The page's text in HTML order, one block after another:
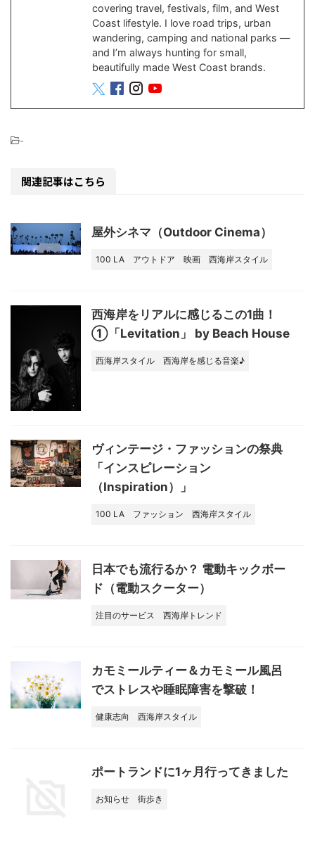
covering travel, festivals, film, and West
Coast lifestyle. I love road trips, urban
wandering, camping and national parks —
and I’m always hunting for small,
beautifully made West Coast brands.
-
関連記事はこちら
屋外シネマ（Outdoor Cinema）
100 LA アウトドア 映画 西海岸スタイル
西海岸をリアルに感じるこの1曲！
①「Levitation」 by Beach House
西海岸スタイル 西海岸を感じる音楽♪
ヴィンテージ・ファッションの祭典
「インスピレーション
（Inspiration）」
100 LA ファッション 西海岸スタイル
日本でも流行るか？ 電動キックボー
ド（電動スクーター）
注目のサービス 西海岸トレンド
カモミールティー＆カモミール風呂
でストレスや睡眠障害を撃破！
健康志向 西海岸スタイル
ポートランドに1ヶ月行ってきました
お知らせ 街歩き